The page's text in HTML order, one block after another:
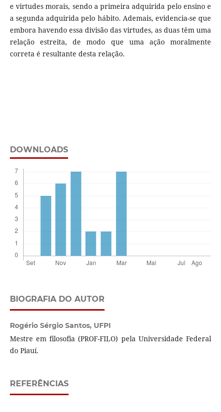
e virtudes morais, sendo a primeira adquirida pelo ensino e
a segunda adquirida pelo hábito. Ademais, evidencia-se que
embora havendo essa divisão das virtudes, as duas têm uma
relação estreita, de modo que uma ação moralmente
correta é resultante desta relação.
DOWNLOADS
BIOGRAFIA DO AUTOR
Rogério Sérgio Santos, UFPI
Mestre em filosofia (PROF-FILO) pela Universidade Federal
do Piauí.
REFERÊNCIAS